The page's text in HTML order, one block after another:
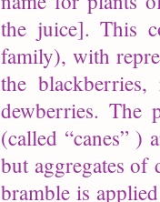
the juice]. This
family), with
the blackberries,
dewberries. The
(called “canes” )
but aggregates
bramble is